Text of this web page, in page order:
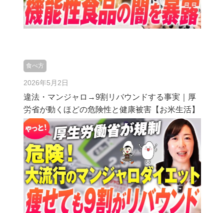
食べ方
2026年5月2日
違法・マンジャロ→9割リバウンドする事実｜厚
労省が動くほどの危険性と健康被害【お米生活】